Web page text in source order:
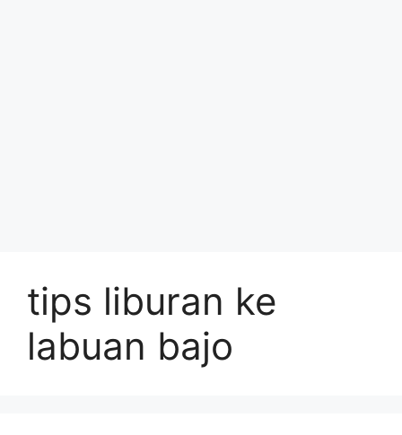
tips liburan ke
labuan bajo